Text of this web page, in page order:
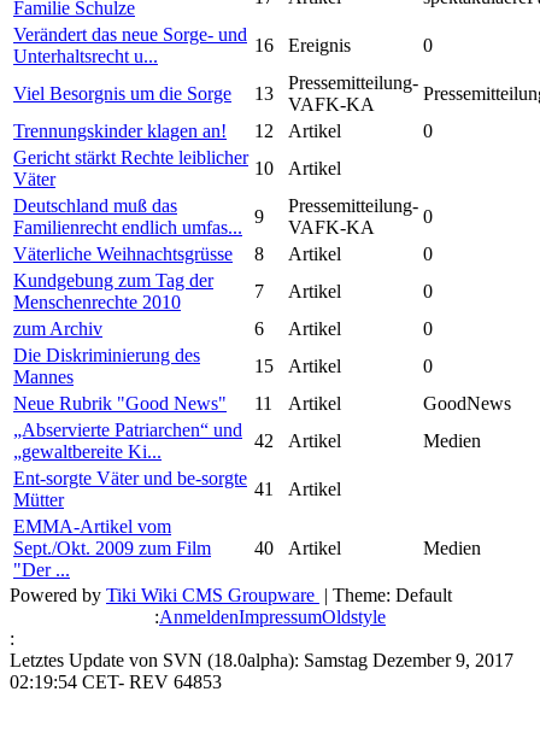
Familie Schulze
Verändert das neue Sorge- und
Unterhaltsrecht u...
16 Ereignis 0
Viel Besorgnis um die Sorge 13
Pressemitteilung-
VAFK-KA
Trennungskinder klagen an!
12 Artikel
0
Gericht stärkt Rechte leiblicher
Väter
10
Artikel
Deutschland muß das
Familienrecht endlich umfas...
9
Pressemitteilung-
VAFK-KA
0
Väterliche Weihnachtsgrüsse
8 Artikel
0
Kundgebung zum Tag der
Menschenrechte 2010
7 Artikel
0
zum Archiv
6 Artikel
0
Die Diskriminierung des
Mannes
15 Artikel
0
Neue Rubrik "Good News"
11 Artikel
GoodNews
„Abservierte Patriarchen“ und
„gewaltbereite Ki...
42 Artikel
Medien
Ent-sorgte Väter und be-sorgte
Mütter
41
Artikel
EMMA-Artikel vom
Sept./Okt. 2009 zum Film
"Der ...
40 Artikel Medien
Powered by Tiki Wiki CMS Groupware | Theme: Default
:AnmeldenImpressumOldstyle
:
Letztes Update von SVN (18.0alpha): Samstag Dezember 9, 2017
02:19:54 CET- REV 64853